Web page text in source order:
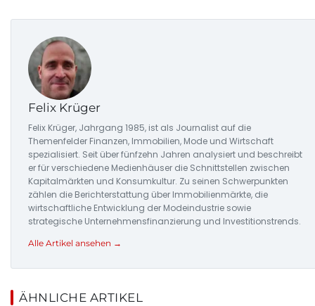
Felix Krüger
Felix Krüger, Jahrgang 1985, ist als Journalist auf die
Themenfelder Finanzen, Immobilien, Mode und Wirtschaft
spezialisiert. Seit über fünfzehn Jahren analysiert und beschreibt
er für verschiedene Medienhäuser die Schnittstellen zwischen
Kapitalmärkten und Konsumkultur. Zu seinen Schwerpunkten
zählen die Berichterstattung über Immobilienmärkte, die
wirtschaftliche Entwicklung der Modeindustrie sowie
strategische Unternehmensfinanzierung und Investitionstrends.
Alle Artikel ansehen →
ÄHNLICHE ARTIKEL